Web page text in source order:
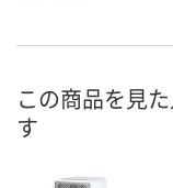
この商品を見
す